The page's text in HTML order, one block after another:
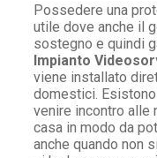
Possedere una
utile dove anche il
sostegno e quindi
Impianto
viene installato
domestici.
venire incontro alle
casa in modo da
anche quando non